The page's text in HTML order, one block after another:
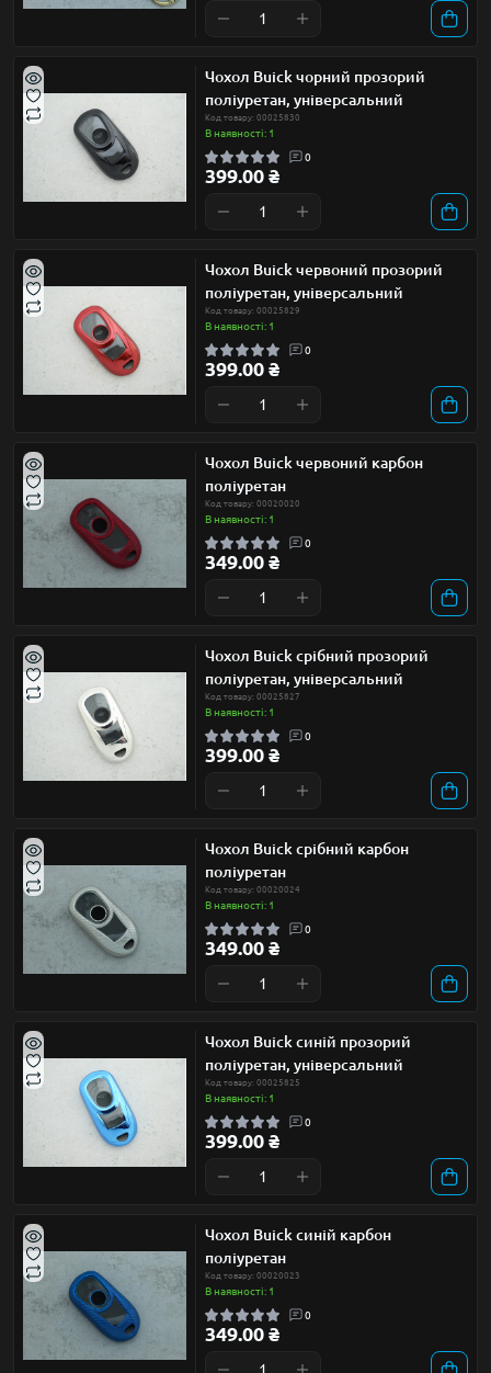
Чохол Buick чорний прозорий
поліуретан, універсальний
Код товару: 00025830
В наявності: 1
0
399.00 ₴
Чохол Buick червоний прозорий
поліуретан, універсальний
Код товару: 00025829
В наявності: 1
0
399.00 ₴
Чохол Buick червоний карбон
поліуретан
Код товару: 00020020
В наявності: 1
0
349.00 ₴
Чохол Buick срібний прозорий
поліуретан, універсальний
Код товару: 00025827
В наявності: 1
0
399.00 ₴
Чохол Buick срібний карбон
поліуретан
Код товару: 00020024
В наявності: 1
0
349.00 ₴
Чохол Buick синій прозорий
поліуретан, універсальний
Код товару: 00025825
В наявності: 1
0
399.00 ₴
Чохол Buick синій карбон
поліуретан
Код товару: 00020023
В наявності: 1
0
349.00 ₴